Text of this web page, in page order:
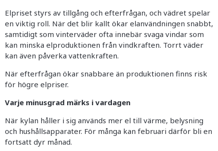
Elpriset styrs av tillgång och efterfrågan, och vädret spelar
en viktig roll. När det blir kallt ökar elanvändningen snabbt,
samtidigt som vinterväder ofta innebär svaga vindar som
kan minska elproduktionen från vindkraften. Torrt väder
kan även påverka vattenkraften.
När efterfrågan ökar snabbare än produktionen finns risk
för högre elpriser.
Varje minusgrad märks i vardagen
När kylan håller i sig används mer el till värme, belysning
och hushållsapparater. För många kan februari därför bli en
fortsatt dyr månad.